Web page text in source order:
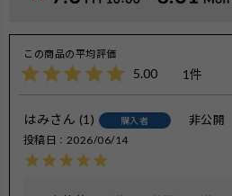
5.00 1
はみ 1 購入者 非公開
投稿日 2026/06/14